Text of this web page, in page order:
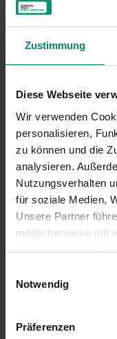
Zustimmung
Diese Webseite
Wir verwenden
personalisieren,
zu können und die
analysieren.
Nutzungsverhalten
für soziale Medien,
Unsere Partner
möglicherweise mit
ihnen bereitgestellt
Notwendig
Präferenzen
Bericht des
Euro
Checkliste für
Leitfaden
Leitfaden
von
Stellen Sie
Wärmewende
bei der KPC.